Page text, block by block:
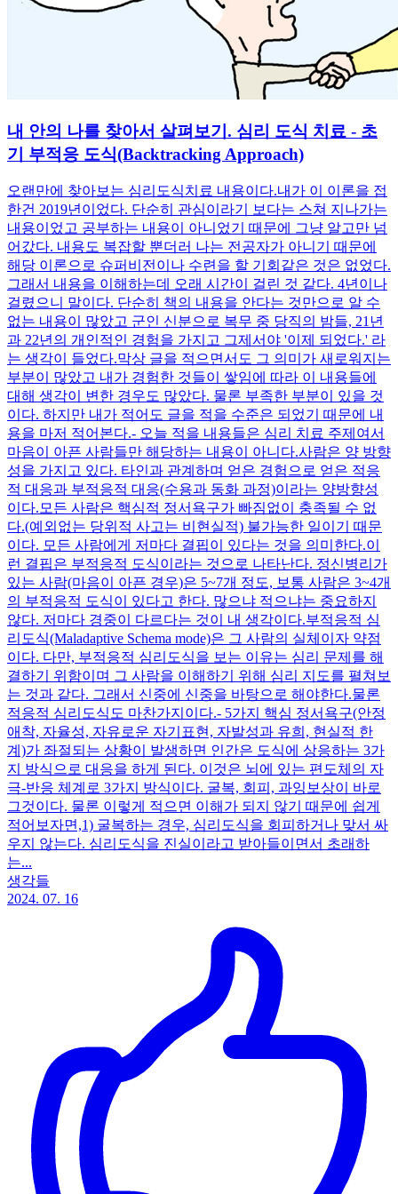
내 안의 나를 찾아서 살펴보기. 심리 도식 치료 - 초
기 부적응 도식(Backtracking Approach)
오랜만에 찾아보는 심리도식치료 내용이다. ​ 내가 이 이론을 접
한건 2019년이었다. 단순히 관심이라기 보다는 스쳐 지나가는
내용이었고 공부하는 내용이 아니었기 때문에 그냥 알고만 넘
어갔다. 내용도 복잡할 뿐더러 나는 전공자가 아니기 때문에
해당 이론으로 슈퍼비전이나 수련을 할 기회같은 것은 없었다.
그래서 내용을 이해하는데 오래 시간이 걸린 것 같다. 4년이나
걸렸으니 말이다. 단순히 책의 내용을 안다는 것만으로 알 수
없는 내용이 많았고 군인 신분으로 복무 중 당직의 밤들, 21년
과 22년의 개인적인 경험을 가지고 그제서야 '이제 되었다.' 라
는 생각이 들었다. ​ 막상 글을 적으면서도 그 의미가 새로워지는
부분이 많았고 내가 경험한 것들이 쌓임에 따라 이 내용들에
대해 생각이 변한 경우도 많았다. 물론 부족한 부분이 있을 것
이다. 하지만 내가 적어도 글을 적을 수준은 되었기 때문에 내
용을 마저 적어본다. ​ - 오늘 적을 내용들은 심리 치료 주제여서
마음이 아픈 사람들만 해당하는 내용이 아니다. ​ 사람은 양 방향
성을 가지고 있다. 타인과 관계하며 얻은 경험으로 얻은 적응
적 대응과 부적응적 대응(수용과 동화 과정)이라는 양방향성
이다. ​ 모든 사람은 핵심적 정서욕구가 빠짐없이 충족될 수 없
다.(예외없는 당위적 사고는 비현실적) 불가능한 일이기 때문
이다. 모든 사람에게 저마다 결핍이 있다는 것을 의미한다. ​ 이
런 결핍은 부적응적 도식이라는 것으로 나타난다. 정신병리가
있는 사람(마음이 아픈 경우)은 5~7개 정도, 보통 사람은 3~4개
의 부적응적 도식이 있다고 한다. 많으냐 적으냐는 중요하지
않다. 저마다 경중이 다르다는 것이 내 생각이다. ​ 부적응적 심
리도식(Maladaptive Schema mode)은 그 사람의 실체이자 약점
이다. 다만, 부적응적 심리도식을 보는 이유는 심리 문제를 해
결하기 위함이며 그 사람을 이해하기 위해 심리 지도를 펼쳐보
는 것과 같다. 그래서 신중에 신중을 바탕으로 해야한다. ​ 물론
적응적 심리도식도 마찬가지이다. ​ ​ - 5가지 핵심 정서욕구(안정
애착, 자율성, 자유로운 자기표현, 자발성과 유희, 현실적 한
계)가 좌절되는 상황이 발생하면 인간은 도식에 상응하는 3가
지 방식으로 대응을 하게 된다. 이것은 뇌에 있는 편도체의 자
극-반응 체계로 3가지 방식이다. 굴복, 회피, 과잉보상이 바로
그것이다. 물론 이렇게 적으면 이해가 되지 않기 때문에 쉽게
적어보자면, ​ 1) 굴복하는 경우, 심리도식을 회피하거나 맞서 싸
우지 않는다. 심리도식을 진실이라고 받아들이면서 초래하
는...
생각들
2024. 07. 16